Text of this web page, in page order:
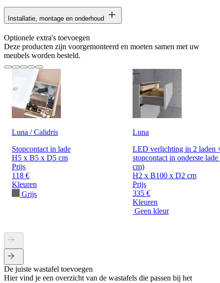
Installatie, montage en onderhoud
Optionele extra's toevoegen
Deze producten zijn voorgemonteerd en moeten samen met uw
meubels worden besteld.
Luna / Calidris
Stopcontact in lade
H5 x B5 x D5 cm
Prijs
118 €
Kleuren
Grijs
Luna
LED verlichting in 2 laden
stopcontact in onderste
cm)
H2 x B100 x D2 cm
Prijs
335 €
Kleuren
Geen kleur
De juiste wastafel toevoegen
Hier vind je een overzicht van de wastafels die passen bij het